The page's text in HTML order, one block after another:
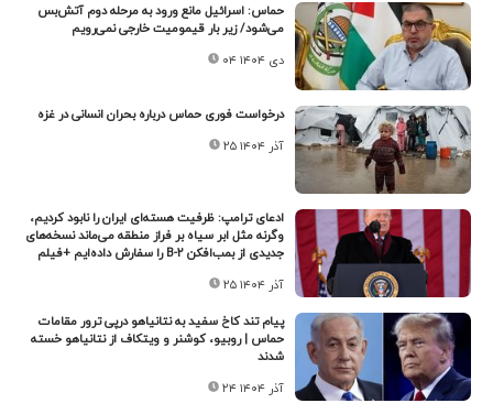
حماس: اسرائیل مانع ورود به مرحله دوم آتش‌بس
می‌شود/ زیر بار قیمومیت خارجی نمی‌رویم
۰۴ دی ۱۴۰۴
درخواست فوری حماس درباره بحران انسانی در غزه
۲۵ آذر ۱۴۰۴
ادعای ترامپ: ظرفیت هسته‌ای ایران را نابود کردیم،
وگرنه مثل ابر سیاه بر فراز منطقه می‌ماند نسخه‌های
جدیدی از بمب‌افکن‌ B-۲ را سفارش داده‌ایم +فیلم
۲۵ آذر ۱۴۰۴
پیام تند کاخ سفید به نتانیاهو درپی ترور مقامات
حماس | روبیو، کوشنر و ویتکاف از نتانیاهو خسته
شدند
۲۴ آذر ۱۴۰۴